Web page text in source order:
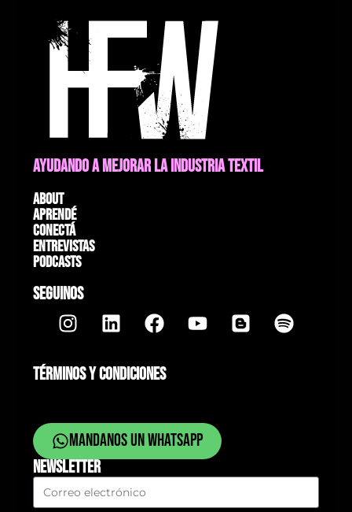
AYUDANDO A MEJORAR LA INDUSTRIA TEXTIL
About
Aprendé
Conectá
Entrevistas
Podcasts
SEGUINOS
TÉRMINOS Y CONDICIONES
Mandanos un whatsapp
NEWSLETTER